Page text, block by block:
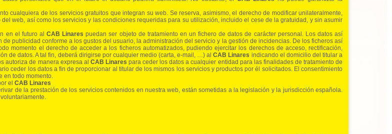
cualquiera de los servicios gratuitos que integran su web. Se reserva, asimismo, el derecho de modificar unilateralmente,
web, así como los servicios y las condiciones requeridas para su utilización, incluido el cese de la gratuidad, y sin asumir
en el futuro alCAB Linares puedan ser objeto de tratamiento en un fichero de datos de carácter personal. Los datos así
publicidad conforme a los gustos del usuario, la administración del servicio y la gestión de incidencias. De los ficheros así
momento el derecho de acceder a los ficheros automatizados, pudiendo ejercitar los derechos de acceso, rectificación,
de datos. A tal fin, deberá dirigirse por cualquier medio (carta, e-mail, …) alCAB Linares indicando el domicilio del titular a
autoriza de manera expresa al CAB Linares para ceder los datos a cualquier entidad para las finalidades de tratamiento de
ceder los datos a fin de proporcionar al titular de los mismos los servicios y productos por él solicitados. El consentimiento
en todo momento.
el CAB Linares
de la prestación de los servicios contenidos en nuestra web, están sometidas a la legislación y la jurisdicción española.